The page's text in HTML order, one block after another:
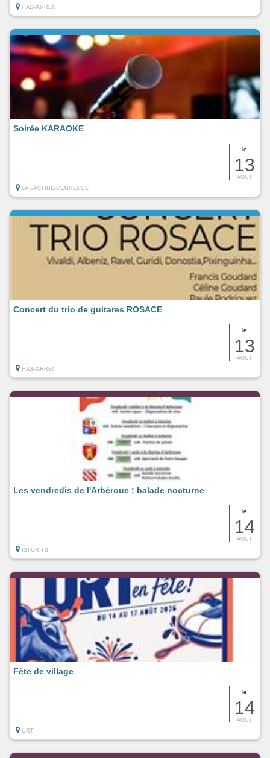
HASPARREN
le
13
AOUT
Soirée KARAOKE
LA BASTIDE-CLAIRENCE
le
13
AOUT
Concert du trio de guitares ROSACE
HASPARREN
le
14
AOUT
Les vendredis de l'Arbéroue : balade nocturne
ISTURITS
le
14
AOUT
Fête de village
URT